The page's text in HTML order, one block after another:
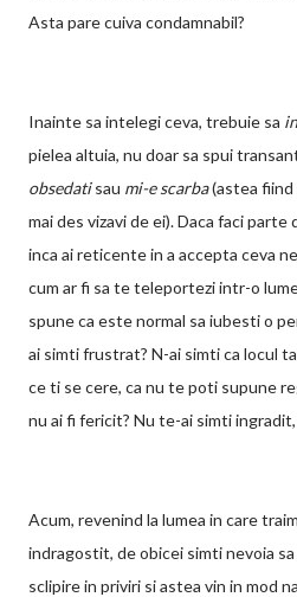
Asta pare cuiva condamnabil?
Inainte sa intelegi ceva, trebuie sa
pielea altuia, nu doar sa spui
obsedatisau mi-e scarba(astea fiind
mai des vizavi de ei). Daca faci parte
inca ai reticente in a accepta ceva
cum ar fi sa te teleportezi intr-o
spune ca este normal sa iubesti o
ai simti frustrat? N-ai simti ca locul
ce ti se cere, ca nu te poti supune
nu ai fi fericit? Nu te-ai simti
Acum, revenind la lumea in care
indragostit, de obicei simti nevoia
sclipire in priviri si astea vin in mod